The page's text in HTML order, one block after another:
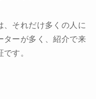
、それだけ多くの人に
ターが多く、紹介で来
す。